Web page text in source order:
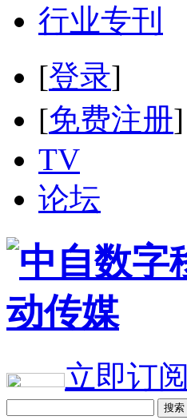
行业专刊
[登录]
[免费注册]
TV
论坛
立即订阅